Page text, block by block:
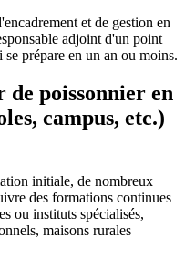
et de gestion en
adjoint d'un point
prépare en un an ou moins.
poissonnier en
campus, etc.)
initiale, de nombreux
des formations continues
ou instituts spécialisés,
maisons rurales